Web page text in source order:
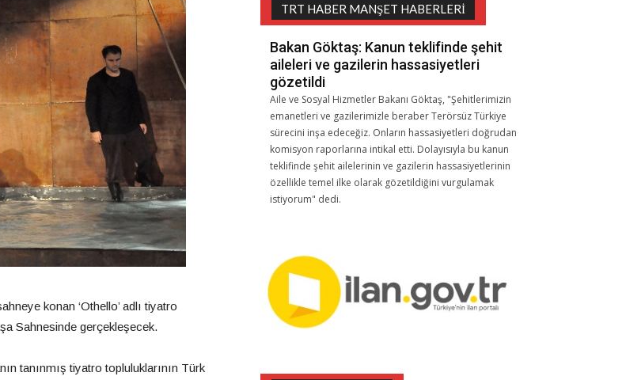
konan ‘Othello’ adlı tiyatro
Sahnesinde gerçekleşecek.
tanınmış tiyatro topluluklarının Türk
TRT HABER MANŞET HABERLERI
Bakan Göktaş: Kanun teklifinde şehit
aileleri ve gazilerin hassasiyetleri
gözetildi
Aile ve Sosyal Hizmetler Bakanı Göktaş, "Şehitlerimizin
emanetleri ve gazilerimizle beraber Terörsüz Türkiye
sürecini inşa edeceğiz. Onların hassasiyetleri doğrudan
komisyon raporlarına intikal etti. Dolayısıyla bu kanun
teklifinde şehit ailelerinin ve gazilerin hassasiyetlerinin
özellikle temel ilke olarak gözetildiğini vurgulamak
istiyorum" dedi.